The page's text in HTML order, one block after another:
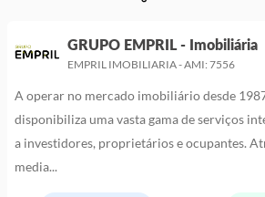
A operar no mercado imobiliário desde
disponibiliza uma vasta gama de serviços
a investidores, proprietários e ocupantes.
media...
GRUPO EMPRIL - Imobiliária
EMPRIL IMOBILIARIA - AMI: 7556